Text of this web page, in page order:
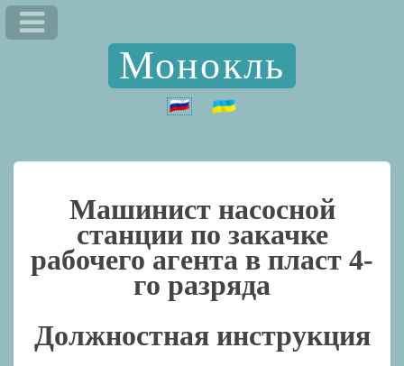
Монокль
Машинист насосной
станции по закачке
рабочего агента в пласт 4-
го разряда
Должностная инструкция